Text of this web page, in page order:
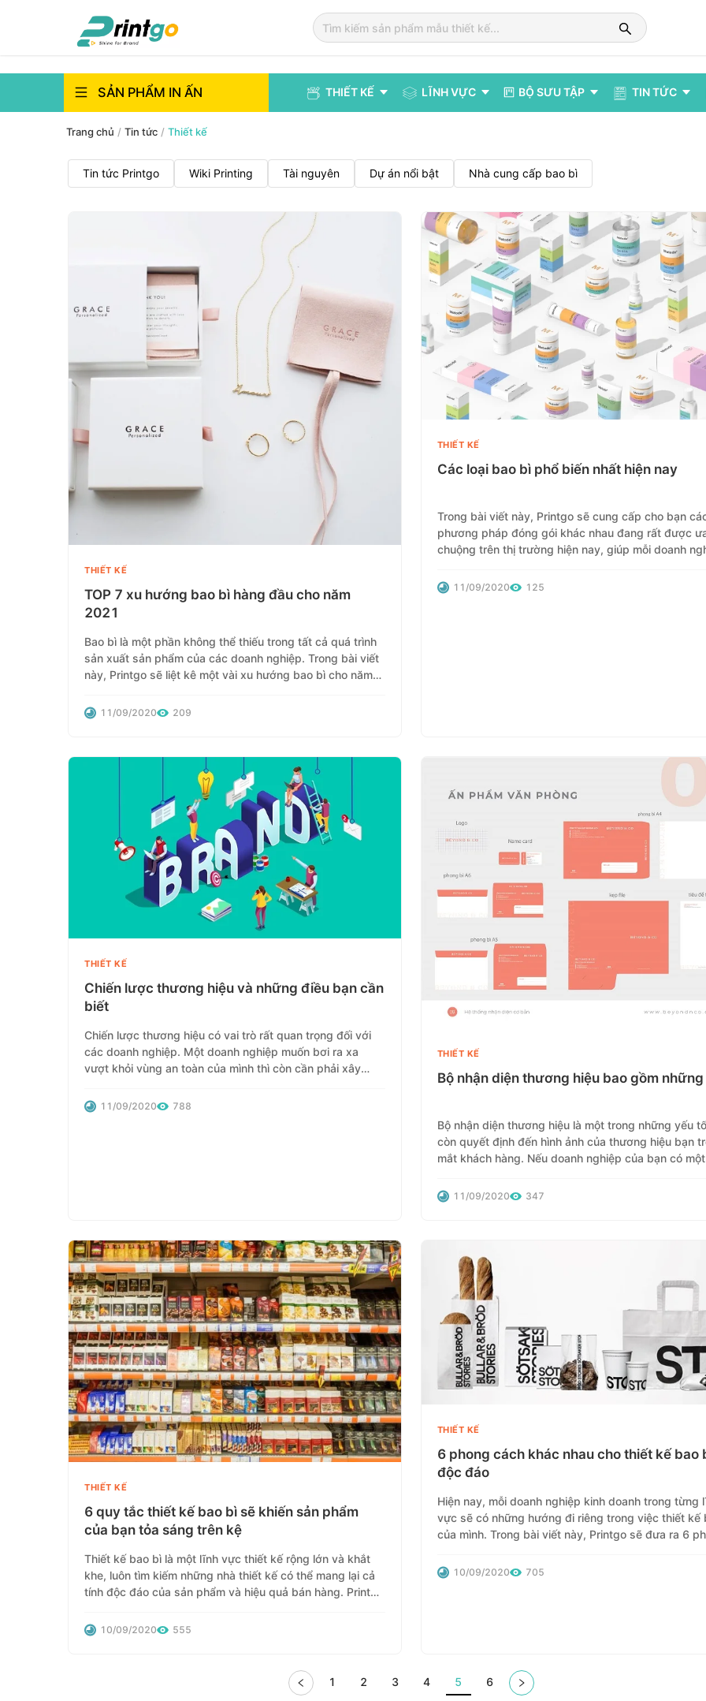
SẢN PHẨM IN ẤN THIẾT KẾ LĨNH VỰC BỘ SƯU TẬP TIN TỨC
Trang chủ / Tin tức / Thiết kế
Tin tức Printgo Wiki Printing Tài nguyên Dự án nổi bật Nhà cung cấp bao bì
THIẾT KẾ
TOP 7 xu hướng bao bì hàng đầu cho năm
2021
Bao bì là một phần không thể thiếu trong tất cả quá trình
sản xuất sản phẩm của các doanh nghiệp. Trong bài viết
này, Printgo sẽ liệt kê một vài xu hướng bao bì cho năm
11/09/2020 209
THIẾT KẾ
Các loại bao bì phổ biến nhất hiện nay
Trong bài viết này, Printgo sẽ cung cấp cho bạn
phương pháp đóng gói khác nhau đang rất được
chuộng trên thị trường hiện nay, giúp mỗi doanh
nhau tham khảo nhé!
11/09/2020 125
THIẾT KẾ
Chiến lược thương hiệu và những điều bạn cần
biết
Chiến lược thương hiệu có vai trò rất quan trọng đối với
các doanh nghiệp. Một doanh nghiệp muốn bơi ra xa
vượt khỏi vùng an toàn của mình thì còn cần phải xây
lâu dài11/09/2020 788
THIẾT KẾ
Bộ nhận diện thương hiệu bao gồm những
Bộ nhận diện thương hiệu là một trong những yếu
còn quyết định đến hình ảnh của thương hiệu bạn
mắt khách hàng. Nếu doanh nghiệp của bạn có
kì lớn.11/09/2020 347
THIẾT KẾ
6 quy tắc thiết kế bao bì sẽ khiến sản phẩm
của bạn tỏa sáng trên kệ
Thiết kế bao bì là một lĩnh vực thiết kế rộng lớn và khắt
khe, luôn tìm kiếm những nhà thiết kế có thể mang lại cả
tính độc đáo của sản phẩm và hiệu quả bán hàng. Printgo
trong bài viết này!
10/09/2020 555
THIẾT KẾ
6 phong cách khác nhau cho thiết kế bao
độc đáo
Hiện nay, mỗi doanh nghiệp kinh doanh trong từng
vực sẽ có những hướng đi riêng trong việc thiết kế
của mình. Trong bài viết này, Printgo sẽ đưa ra 6
nhập thị trường.
10/09/2020 705
1 2 3 4 5 6